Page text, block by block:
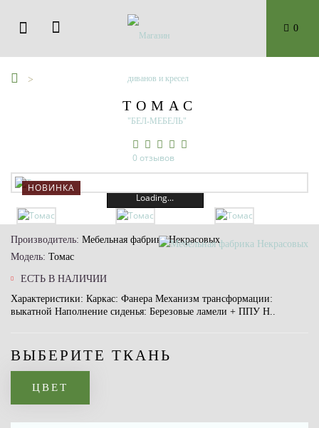
0
ТОМАС
0 отзывов
НОВИНКА
Loading...
Производитель: Мебельная фабрика Некрасовых
Модель: Томас
ЕСТЬ В НАЛИЧИИ
Характеристики: Каркас: Фанера Механизм трансформации:
выкатной Наполнение сиденья: Березовые ламели + ППУ Н..
ВЫБЕРИТЕ ТКАНЬ
ЦВЕТ